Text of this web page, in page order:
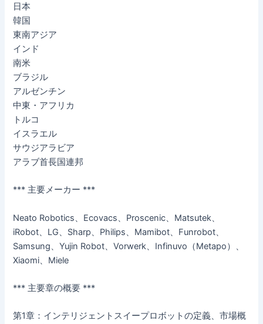
日本
韓国
東南アジア
インド
南米
ブラジル
アルゼンチン
中東・アフリカ
トルコ
イスラエル
サウジアラビア
アラブ首長国連邦
*** 主要メーカー ***
Neato Robotics、Ecovacs、Proscenic、Matsutek、
iRobot、LG、Sharp、Philips、Mamibot、Funrobot、
Samsung、Yujin Robot、Vorwerk、Infinuvo（Metapo）、
Xiaomi、Miele
*** 主要章の概要 ***
第1章：インテリジェントスイープロボットの定義、市場概